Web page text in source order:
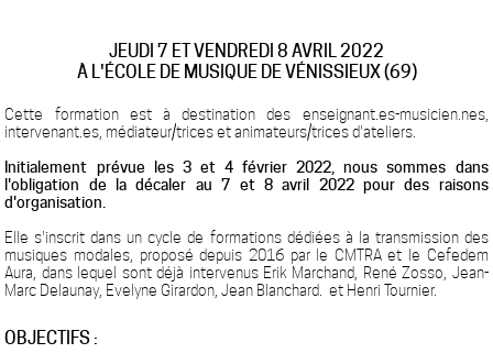
JEUDI 7 ET VENDREDI 8 AVRIL 2022
À L'ÉCOLE DE MUSIQUE DE VÉNISSIEUX (69)
Cette formation est à destination des enseignant.es-musicien.nes,
intervenant.es, médiateur/trices et animateurs/trices d'ateliers.
Initialement prévue les 3 et 4 février 2022, nous sommes dans
l'obligation de la décaler au 7 et 8 avril 2022 pour des raisons
d'organisation.
Elle s'inscrit dans un cycle de formations dédiées à la transmission des
musiques modales, proposé depuis 2016 par le CMTRA et le Cefedem
Aura, dans lequel sont déjà intervenus Erik Marchand, René Zosso, Jean-
Marc Delaunay, Evelyne Girardon, Jean Blanchard. et Henri Tournier.
OBJECTIFS :